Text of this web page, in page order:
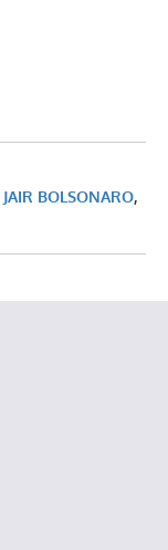
JAIR BOLSONARO,